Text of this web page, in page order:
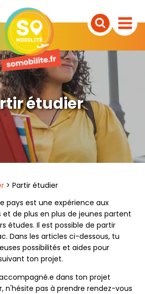
étudier
> Partir étudier
pays est une expérience aux
de plus en plus de jeunes partent
études. Il est possible de partir
Dans les articles ci-dessous, tu
possibilités et aides pour
ton projet.
dans ton projet
n'hésite pas à prendre rendez-vous